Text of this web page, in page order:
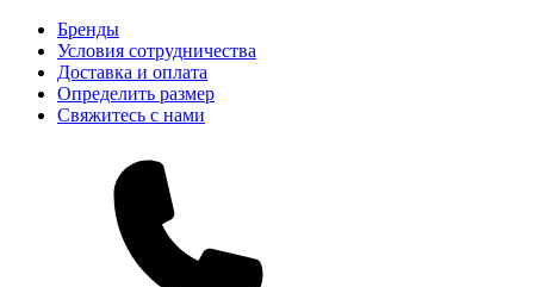
Бренды
Условия сотрудничества
Доставка и оплата
Определить размер
Свяжитесь с нами